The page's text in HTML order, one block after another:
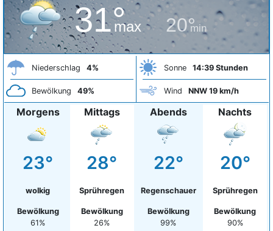
31°
max 20°
min
Niederschlag 4%
Bewölkung 49%
Sonne 14:39 Stunden
Wind NNW 19 km/h
Morgens
23°
wolkig
Bewölkung
61%
Mittags
28°
Sprühregen
Bewölkung
26%
Abends
22°
Regenschauer
Bewölkung
99%
Nachts
20°
Sprühregen
Bewölkung
90%